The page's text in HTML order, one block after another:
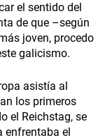
el sentido del
de que –según
joven, procedo
galicismo.
asistía al
los primeros
el Reichstag, se
enfrentaba el